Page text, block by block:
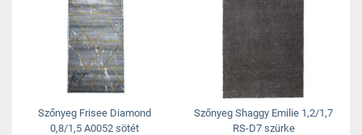
Szőnyeg Frisee Diamond
0,8/1,5 A0052 sötét
Szőnyeg Shaggy Emilie 1,2/1,7
RS-D7 szürke